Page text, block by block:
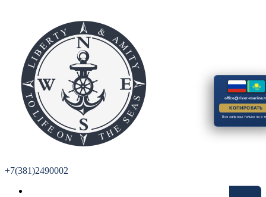
+7(381)2490002
office@river-
КОПИРОВАТЬ
Все запросы только на e-